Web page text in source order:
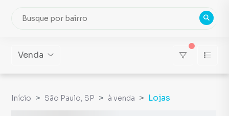
Venda
Início São Paulo, SP à venda Lojas